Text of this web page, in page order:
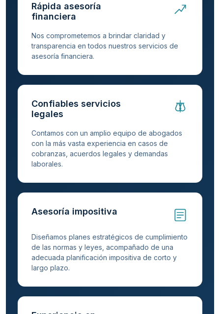
Rápida asesoría
financiera
Nos comprometemos a brindar claridad y
transparencia en todos nuestros servicios de
asesoría financiera.
Confiables servicios
legales
Contamos con un amplio equipo de abogados
con la más vasta experiencia en casos de
cobranzas, acuerdos legales y demandas
laborales.
Asesoría impositiva
Diseñamos planes estratégicos de cumplimiento
de las normas y leyes, acompañado de una
adecuada planificación impositiva de corto y
largo plazo.